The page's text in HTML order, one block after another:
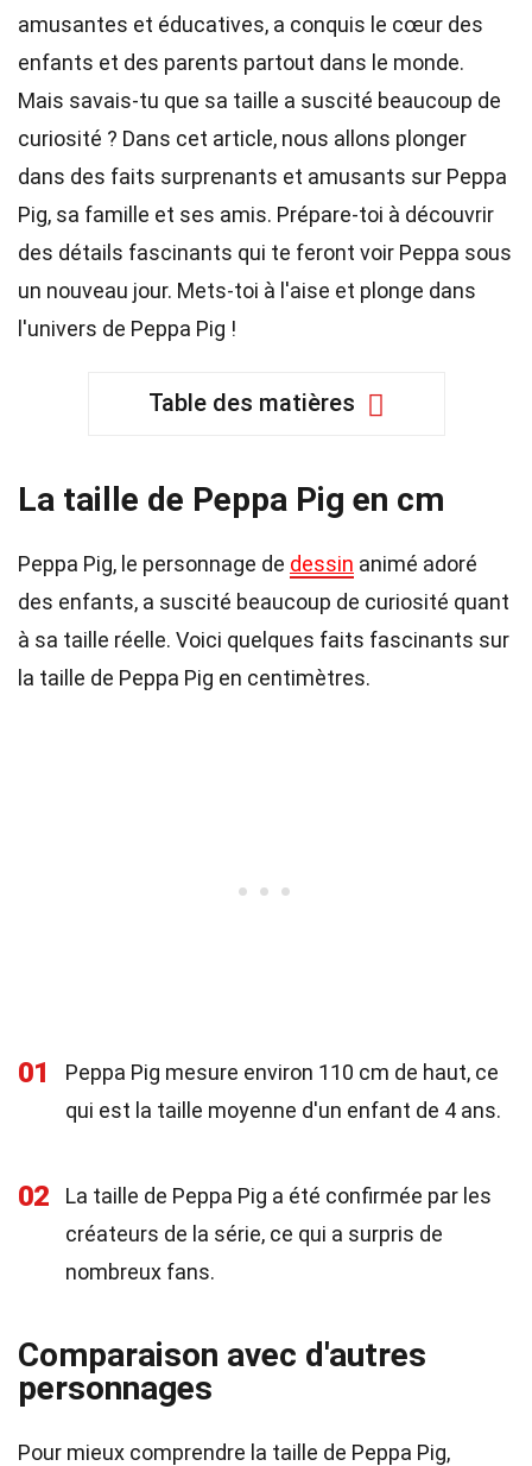
amusantes et éducatives, a conquis le cœur des
enfants et des parents partout dans le monde.
Mais savais-tu que sa taille a suscité beaucoup de
curiosité ? Dans cet article, nous allons plonger
dans des faits surprenants et amusants sur Peppa
Pig, sa famille et ses amis. Prépare-toi à découvrir
des détails fascinants qui te feront voir Peppa sous
un nouveau jour. Mets-toi à l'aise et plonge dans
l'univers de Peppa Pig !
Table des matières
La taille de Peppa Pig en cm
Peppa Pig, le personnage de dessin animé adoré
des enfants, a suscité beaucoup de curiosité quant
à sa taille réelle. Voici quelques faits fascinants sur
la taille de Peppa Pig en centimètres.
01
Peppa Pig mesure environ 110 cm de haut, ce
qui est la taille moyenne d'un enfant de 4 ans.
02
La taille de Peppa Pig a été confirmée par les
créateurs de la série, ce qui a surpris de
nombreux fans.
Comparaison avec d'autres
personnages
Pour mieux comprendre la taille de Peppa Pig,